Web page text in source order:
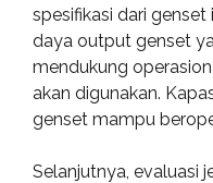
spesifikasi dari genset
daya output genset
mendukung
akan digunakan.
genset mampu
Selanjutnya, evaluasi